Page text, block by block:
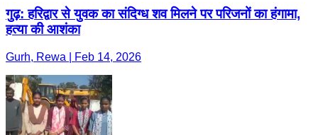
गुढ़: हरिद्वार से युवक का संदिग्ध शव मिलने पर परिजनों का हंगामा,
हत्या की आशंका
Gurh, Rewa | Feb 14, 2026